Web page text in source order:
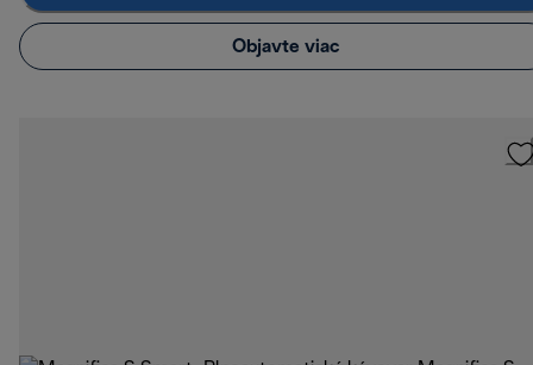
Objavte viac